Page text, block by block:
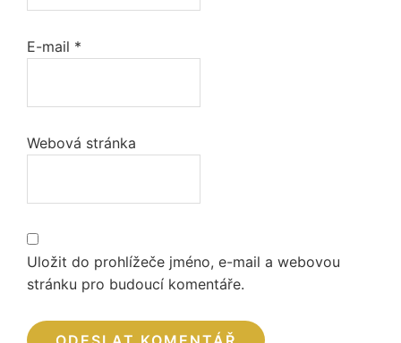
E-mail *
Webová stránka
Uložit do prohlížeče jméno, e-mail a webovou
stránku pro budoucí komentáře.